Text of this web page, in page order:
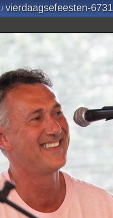
/ vierdaagsefeesten-6731